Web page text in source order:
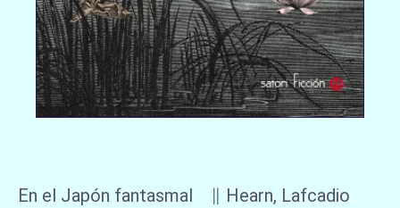
En el Japón fantasmal ∥ Hearn, Lafcadio